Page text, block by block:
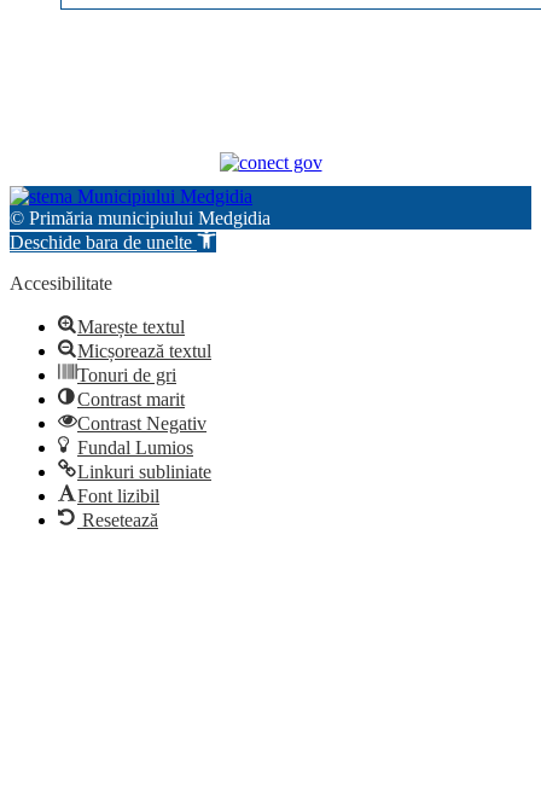
© Primăria municipiului Medgidia
Deschide bara de unelte
Accesibilitate
Marește textul
Micșorează textul
Tonuri de gri
Contrast marit
Contrast Negativ
Fundal Lumios
Linkuri subliniate
Font lizibil
Resetează